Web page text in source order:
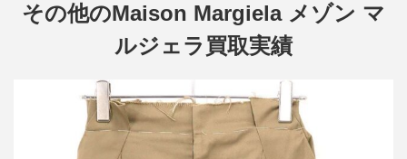
その他のMaison Margiela メゾン マ
ルジェラ買取実績